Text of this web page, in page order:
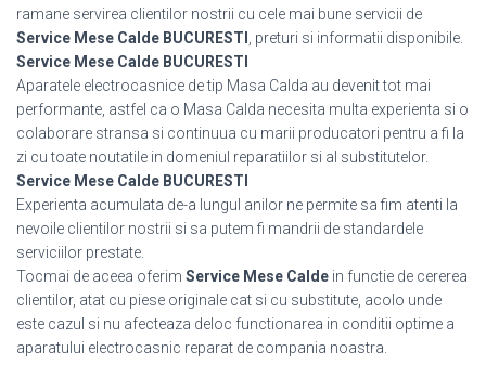
ramane servirea clientilor nostrii cu cele mai bune servicii de
Service Mese Calde BUCURESTI
, preturi si informatii disponibile.
Service Mese Calde BUCURESTI
Aparatele electrocasnice de tip Masa Calda au devenit tot mai
performante, astfel ca o Masa Calda necesita multa experienta si o
colaborare stransa si continuua cu marii producatori pentru a fi la
zi cu toate noutatile in domeniul reparatiilor si al substitutelor.
Service Mese Calde BUCURESTI
Experienta acumulata de-a lungul anilor ne permite sa fim atenti la
nevoile clientilor nostrii si sa putem fi mandrii de standardele
serviciilor prestate.
Tocmai de aceea oferim Service Mese Calde in functie de cererea
clientilor, atat cu piese originale cat si cu substitute, acolo unde
este cazul si nu afecteaza deloc functionarea in conditii optime a
aparatului electrocasnic reparat de compania noastra.